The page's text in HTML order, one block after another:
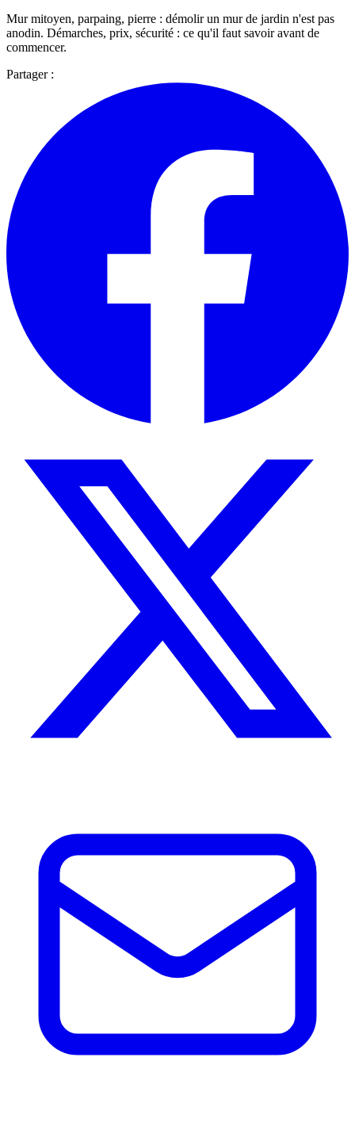
Mur mitoyen, parpaing, pierre : démolir un mur de jardin n'est pas
anodin. Démarches, prix, sécurité : ce qu'il faut savoir avant de
commencer.
Partager :